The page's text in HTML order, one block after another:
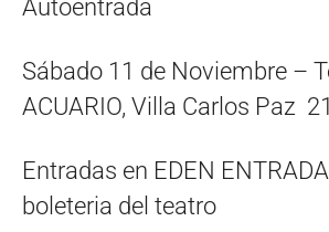
Autoentrada
Sábado 11 de Noviembre –
ACUARIO, Villa Carlos Paz
Entradas en EDEN
boleteria del teatro